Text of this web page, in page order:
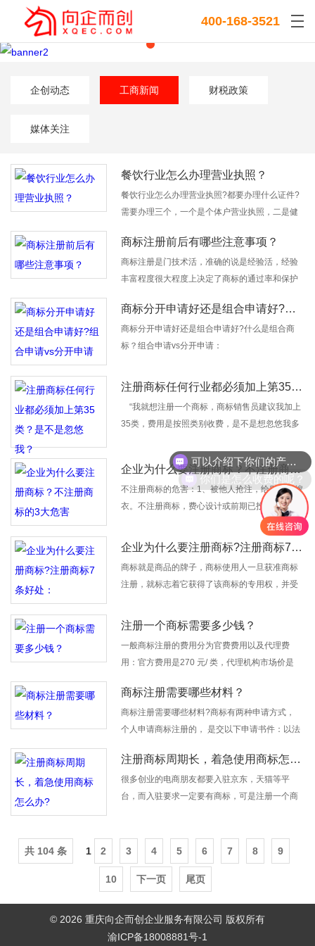
400-168-3521
企创动态 工商新闻 财税政策
媒体关注
餐饮行业怎么办理营业执照？
餐饮行业怎么办理营业执照?都要办理什么证件?
需要办理三个，一个是个体户营业执照，二是健
证》。
商标注册前后有哪些注意事项？
商标注册是门技术活，准确的说是经验活，经验
丰富程度很大程度上决定了商标的通过率和保护
企业主有哪些事项必须了解呢?一起来看一下。商
标注册前注意事项：商标注册后注意事项：
商标分开申请好还是组合申请好?组合申请vs分开申请
商标分开申请好还是组合申请好?什么是组合商
标？组合申请vs分开申请：
注册商标任何行业都必须加上第35类？是不是忽悠我？
“我就想注册一个商标，商标销售员建议我加上
35类，费用是按照类别收费，是不是想忽悠我多
样?35类商标的7大使用场景：
企业为什么要注册商标？不注册商标的3大危害
不注册商标的危害：1、被他人抢注，给别人做嫁
衣。不注册商标，费心设计或前期已投入广告的
商标可能被他人抢先注册。2、无意侵权。在现实
生活中，除了有人故意仿冒、伪造等有意侵权的
权的。
企业为什么要注册商标?注册商标7条好处：
商标就是商品的牌子，商标使用人一旦获准商标
注册，就标志着它获得了该商标的专用权，并受
费者认牌购物。2、保护了企业商标不受侵犯，保
注册一个商标需要多少钱？
一般商标注册的费用分为官费费用以及代理费
用：官方费用是270 元/ 类，代理机构市场价是
注意事项：
商标注册需要哪些材料？
商标注册需要哪些材料?商标有两种申请方式，
个人申请商标注册的， 是交以下申请书件：以法
申请书件：
注册商标周期长，着急使用商标怎么办?
很多创业的电商朋友都要入驻京东，天猫等平
台，而入驻要求一定要有商标，可是注册一个商
共 104 条 1 2 3 4 5 6 7 8 9
10 下一页 尾页
© 2026 重庆向企而创企业服务有限公司 版权所有
渝ICP备18008881号-1
可以介绍下你们的产品么？
你们是怎么收费的呢？